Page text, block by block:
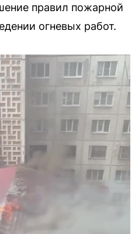
правил пожарной
огневых работ.